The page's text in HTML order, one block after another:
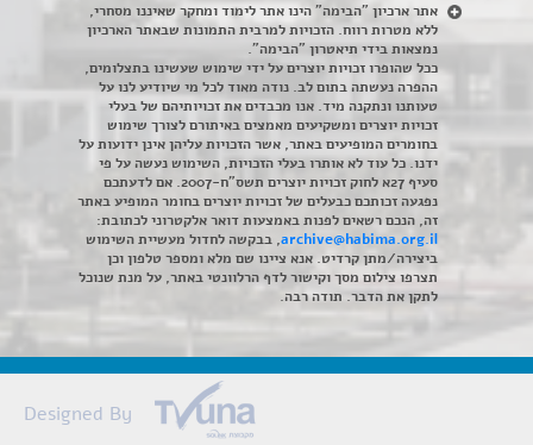
אתר ארכיון "הבימה" הינו אתר לימוד ומחקר שאיננו מסחרי,
ללא מטרות רווח. הזכויות למרבית התמונות שבאתר הארכיון
נמצאות בידי תיאטרון "הבימה".
ככל שהופרו זכויות יוצרים על ידי שימוש שעשינו בתצלומים,
ההפרה נעשתה בתום לב. נודה מאוד לכל מי שיודיע לנו על
טעותנו ונתקנה מיד. אנו מכבדים את זכויותיהם של בעלי
זכויות יוצרים ומשקיעים מאמצים באיתורם לצורך שימוש
בחומרים המופיעים באתר, אשר הזכויות עליהן אינן ידועות על
ידנו. כל עוד לא אותרו בעלי הזכויות, השימוש נעשה על פי
סעיף 27א לחוק זכויות יוצרים תשס"ח-2007. אם לדעתכם
נפגעה זכותכם כבעלים של זכויות יוצרים בחומר המופיע באתר
זה, הנכם רשאים לפנות באמצעות דואר אלקטרוני לכתובת:
archive@habima.org.il, בבקשה לחדול מעשיית השימוש
ביצירה/מתן קרדיט. אנא ציינו שם מלא ומספר טלפון וכן
תצרפו צילום מסך וקישור לדף הרלוונטי באתר, על מנת שנוכל
לתקן את הדבר. תודה רבה.
Designed By